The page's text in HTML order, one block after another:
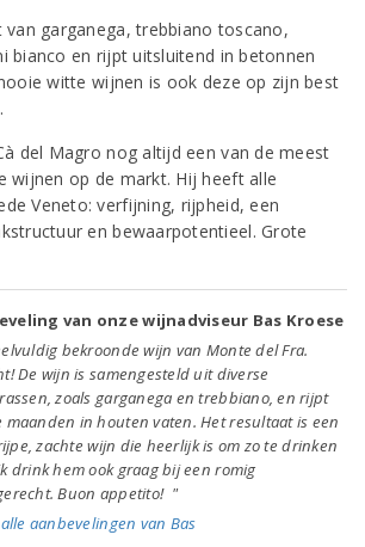
garganega, trebbiano toscano,
bianco en rijpt uitsluitend in betonnen
witte wijnen is ook deze op zijn best
del Magro nog altijd een van de meest
wijnen op de markt. Hij heeft alle
Veneto: verfijning, rijpheid, een
en bewaarpotentieel. Grote
van onze wijnadviseur Bas Kroese
bekroonde wijn van Monte del Fra.
De wijn is samengesteld uit diverse
zoals garganega en trebbiano, en rijpt
maanden in houten vaten. Het resultaat is een
zachte wijn die heerlijk is om zo te drinken
drink hem ook graag bij een romig
Buon appetito! "
aanbevelingen van Bas